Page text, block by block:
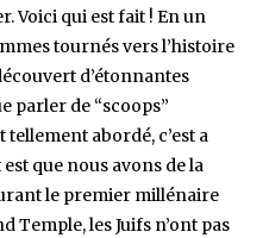
Voici qui est fait ! En un
tournés vers l’histoire
d’étonnantes
parler de “scoops”
abordé, c’est a
que nous avons de la
le premier millénaire
Temple, les Juifs n’ont pas